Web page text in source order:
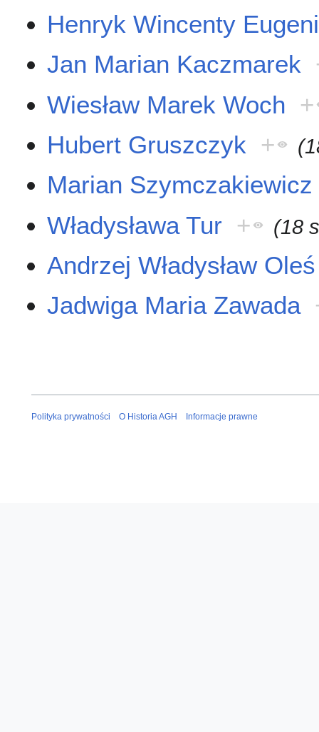
Henryk Wincenty
Jan Marian Kaczmarek
Wiesław Marek Woch +
Hubert Gruszczyk +
Marian Szymczakiewicz
Władysława Tur + (18
Andrzej Władysław Oleś
Jadwiga Maria Zawada
Polityka prywatności O Historia AGH Informacje prawne